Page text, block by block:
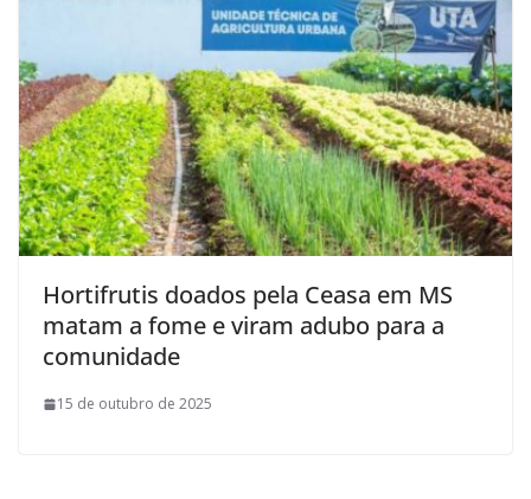
Hortifrutis doados pela Ceasa em MS
matam a fome e viram adubo para a
comunidade
15 de outubro de 2025